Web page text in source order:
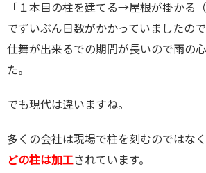
「１本目の柱を建てる→屋根が掛かる
でずいぶん日数がかかっていましたの
仕舞が出来るでの期間が長いので雨の
た。
でも現代は違いますね。
多くの会社は現場で柱を刻むのではなく
どの柱は加工されています。